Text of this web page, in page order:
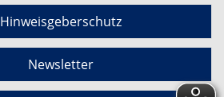
Hinweisgeberschutz
Newsletter